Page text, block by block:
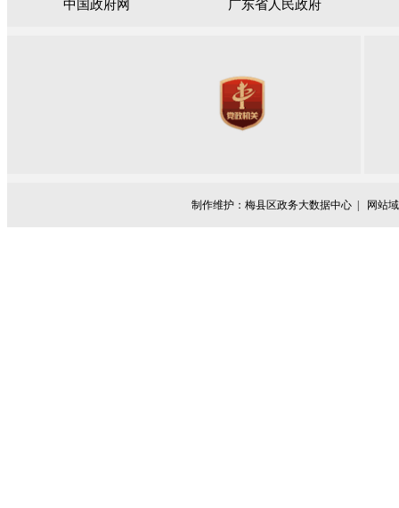
中国政府网 广东省人民政府
制作维护：梅县区政务大数据中心 | 网站